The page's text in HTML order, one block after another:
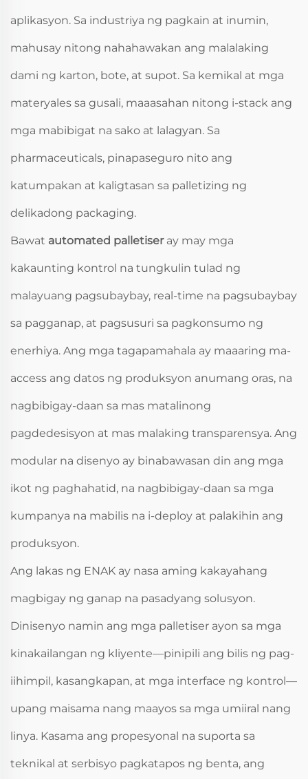
aplikasyon. Sa industriya ng pagkain at inumin,
mahusay nitong nahahawakan ang malalaking
dami ng karton, bote, at supot. Sa kemikal at mga
materyales sa gusali, maaasahan nitong i-stack ang
mga mabibigat na sako at lalagyan. Sa
pharmaceuticals, pinapaseguro nito ang
katumpakan at kaligtasan sa palletizing ng
delikadong packaging.
Bawat automated palletiser ay may mga
kakaunting kontrol na tungkulin tulad ng
malayuang pagsubaybay, real-time na pagsubaybay
sa pagganap, at pagsusuri sa pagkonsumo ng
enerhiya. Ang mga tagapamahala ay maaaring ma-
access ang datos ng produksyon anumang oras, na
nagbibigay-daan sa mas matalinong
pagdedesisyon at mas malaking transparensya. Ang
modular na disenyo ay binabawasan din ang mga
ikot ng paghahatid, na nagbibigay-daan sa mga
kumpanya na mabilis na i-deploy at palakihin ang
produksyon.
Ang lakas ng ENAK ay nasa aming kakayahang
magbigay ng ganap na pasadyang solusyon.
Dinisenyo namin ang mga palletiser ayon sa mga
kinakailangan ng kliyente—pinipili ang bilis ng pag-
iihimpil, kasangkapan, at mga interface ng kontrol—
upang maisama nang maayos sa mga umiiral nang
linya. Kasama ang propesyonal na suporta sa
teknikal at serbisyo pagkatapos ng benta, ang